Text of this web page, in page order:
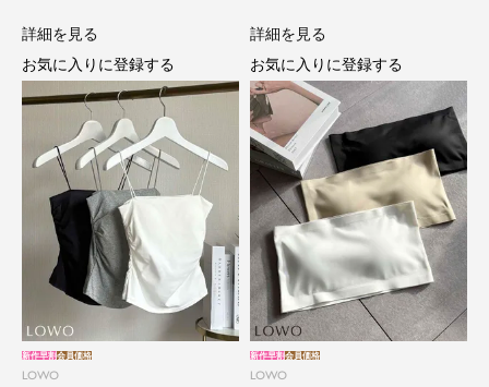
LOWO
新作早割会員価格
詳細を見る
お気に入りに登録する
LOWO
新作早割会員価格
詳細を見る
お気に入りに登録する